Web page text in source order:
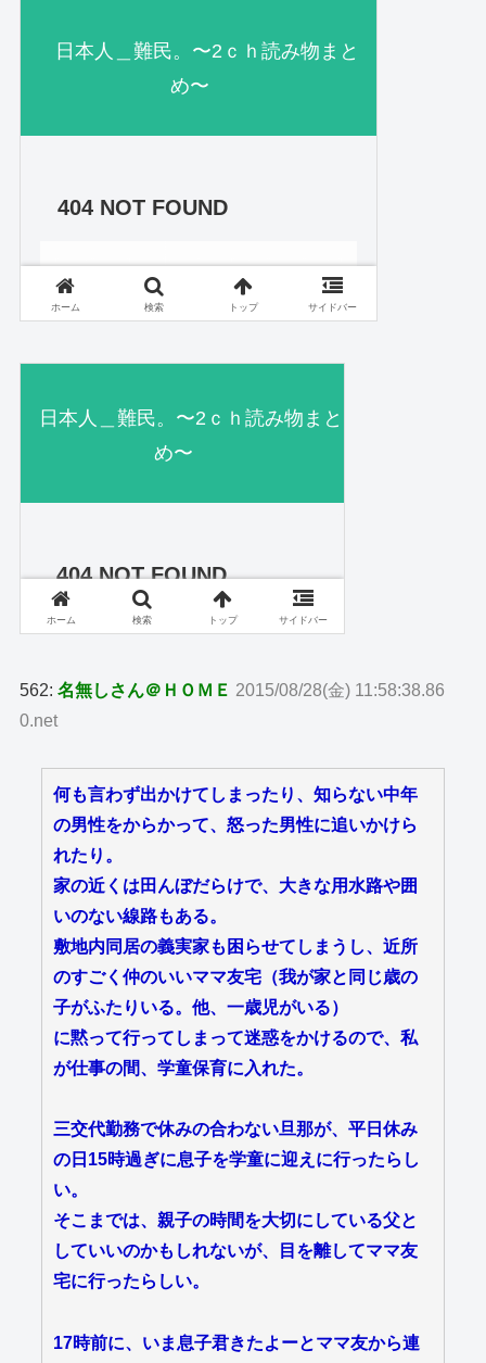
562:名無しさん＠ＨＯＭＥ 2015/08/28(金) 11:58:38.86
0.net
何も言わず出かけてしまったり、知らない中年
の男性をからかって、怒った男性に追いかけら
れたり。
家の近くは田んぼだらけで、大きな用水路や囲
いのない線路もある。
敷地内同居の義実家も困らせてしまうし、近所
のすごく仲のいいママ友宅（我が家と同じ歳の
子がふたりいる。他、一歳児がいる）
に黙って行ってしまって迷惑をかけるので、私
が仕事の間、学童保育に入れた。
三交代勤務で休みの合わない旦那が、平日休み
の日15時過ぎに息子を学童に迎えに行ったらし
い。
そこまでは、親子の時間を大切にしている父と
していいのかもしれないが、目を離してママ友
宅に行ったらしい。
17時前に、いま息子君きたよーとママ友から連